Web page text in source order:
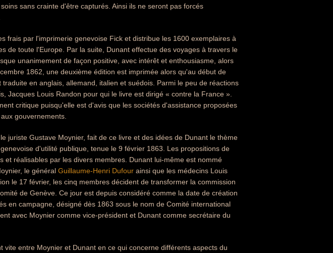
sans crainte d'être capturés. Ainsi ils ne seront pas forcés
frais par l'imprimerie genevoise Fick et distribue les 1600 exemplaires à
de toute l'Europe. Par la suite, Dunant effectue des voyages à travers le
unanimement de façon positive, avec intérêt et enthousiasme, alors
1862, une deuxième édition est imprimée alors qu'au début de
en anglais, allemand, italien et suédois. Parmi le peu de réactions
Jacques Louis Randon pour qui le livre est dirigé « contre la France ».
critique puisqu'elle est d'avis que les sociétés d'assistance proposées
gouvernements.
juriste Gustave Moynier, fait de ce livre et des idées de Dunant le thème
d'utilité publique, tenue le 9 février 1863. Les propositions de
et réalisables par les divers membres. Dunant lui-même est nommé
le général Guillaume-Henri Dufour ainsi que les médecins Louis
le 17 février, les cinq membres décident de transformer la commission
de Genève. Ce jour est depuis considéré comme la date de création
en campagne, désigné dès 1863 sous le nom de Comité international
avec Moynier comme vice-président et Dunant comme secrétaire du
entre Moynier et Dunant en ce qui concerne différents aspects du